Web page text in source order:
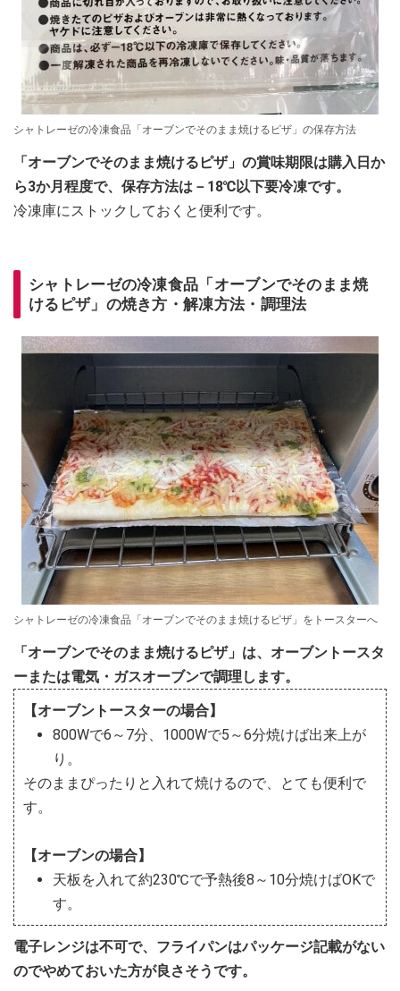
シャトレーゼの冷凍食品「オーブンでそのまま焼けるピザ」の保存方法
「オーブンでそのまま焼けるピザ」の賞味期限は購入日か
ら3か月程度で、保存方法は－18℃以下要冷凍です。
冷凍庫にストックしておくと便利です。
シャトレーゼの冷凍食品「オーブンでそのまま焼
けるピザ」の焼き方・解凍方法・調理法
シャトレーゼの冷凍食品「オーブンでそのまま焼けるピザ」をトースターへ
「オーブンでそのまま焼けるピザ」は、オーブントースタ
ーまたは電気・ガスオーブンで調理します。
【オーブントースターの場合】
800Wで6～7分、1000Wで5～6分焼けば出来上が
り。
そのままぴったりと入れて焼けるので、とても便利で
す。
【オーブンの場合】
天板を入れて約230℃で予熱後8～10分焼けばOKで
す。
電子レンジは不可で、フライパンはパッケージ記載がない
のでやめておいた方が良さそうです。